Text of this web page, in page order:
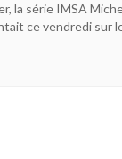
la série IMSA
ce vendredi sur